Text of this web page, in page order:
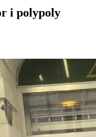
i polypoly